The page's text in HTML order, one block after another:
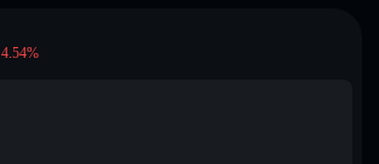
4.54%